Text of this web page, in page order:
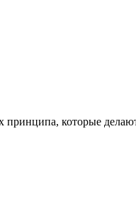
принципа, которые